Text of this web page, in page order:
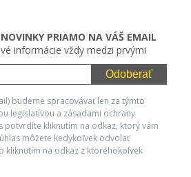
NOVINKY PRIAMO NA VÁŠ EMAIL
informácie vždy medzi prvými
Odoberať
budeme spracovávať len za týmto
legislatívou a zásadami ochrany
potvrdíte kliknutím na odkaz, ktorý vám
môžete kedykoľvek odvolať
kliknutím na odkaz z ktoréhokoľvek